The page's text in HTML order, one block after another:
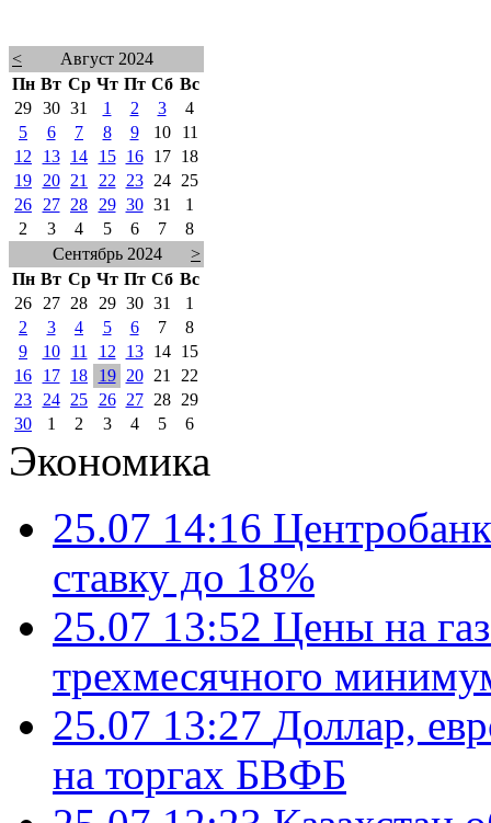
<
Август 2024
Пн Вт Ср Чт Пт Сб Вс
29 30 31 1 2 3
4
5
6 7 8 9 10
11
12
13 14 15 16 17
18
19
20 21 22 23 24
25
26
27 28 29 30 31
1
2
3 4 5 6 7
8
Сентябрь 2024
>
Пн Вт Ср Чт Пт Сб Вс
26
27 28 29 30 31
1
2
3 4 5 6 7
8
9
10 11 12 13 14
15
16
17 18 19 20 21
22
23
24 25 26 27 28
29
30
1 2 3 4 5 6
Экономика
25.07 14:16
ставку до 18%
25.07 13:52 Цены на
трехмесячного
25.07 13:27 Доллар,
на торгах БВФБ